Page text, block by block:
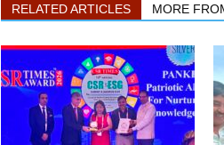
RELATED ARTICLES MORE